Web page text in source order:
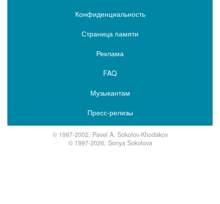
Конфиденциальность
Страница памяти
Реклама
FAQ
Музыкантам
Пресс-релизы
© 1997-2002, Pavel A. Sokolov-Khodakov
© 1997-2026, Sonya Sokolova